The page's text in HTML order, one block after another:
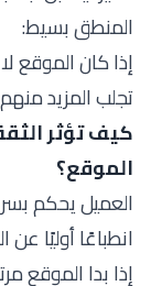
المنطق بسيط:
إذا كان الموقع
تجلب المزيد
كيف تؤثر
الموقع؟
العميل يحكم
انطباعًا أوليًا عن
إذا بدا الموقع